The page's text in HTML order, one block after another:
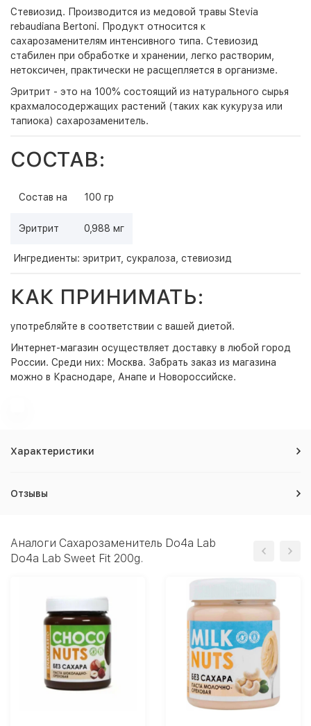
Стевиозид. Производится из медовой травы Stevia
rebaudiana Bertoni. Продукт относится к
сахарозаменителям интенсивного типа. Стевиозид
стабилен при обработке и хранении, легко растворим,
нетоксичен, практически не расщепляется в организме.
Эритрит - это на 100% состоящий из натурального сырья
крахмалосодержащих растений (таких как кукуруза или
тапиока) сахарозаменитель.
СОСТАВ:
Состав на 100 гр
Эритрит 0,988 мг
Ингредиенты: эритрит, сукралоза, стевиозид
КАК ПРИНИМАТЬ:
употребляйте в соответствии с вашей диетой.
Интернет-магазин осуществляет доставку в любой город
России. Среди них: Москва. Забрать заказ из магазина
можно в Краснодаре, Анапе и Новороссийске.
Характеристики
Отзывы
Аналоги Сахарозаменитель Do4a Lab
Do4a Lab Sweet Fit 200g.